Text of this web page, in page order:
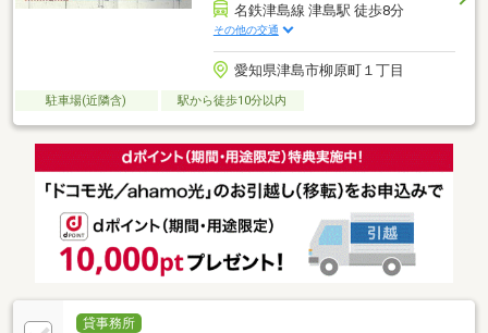
名鉄津島線 津島駅 徒歩8分
その他の交通
愛知県津島市柳原町１丁目
駐車場(近隣含) 駅から徒歩10分以内
貸事務所